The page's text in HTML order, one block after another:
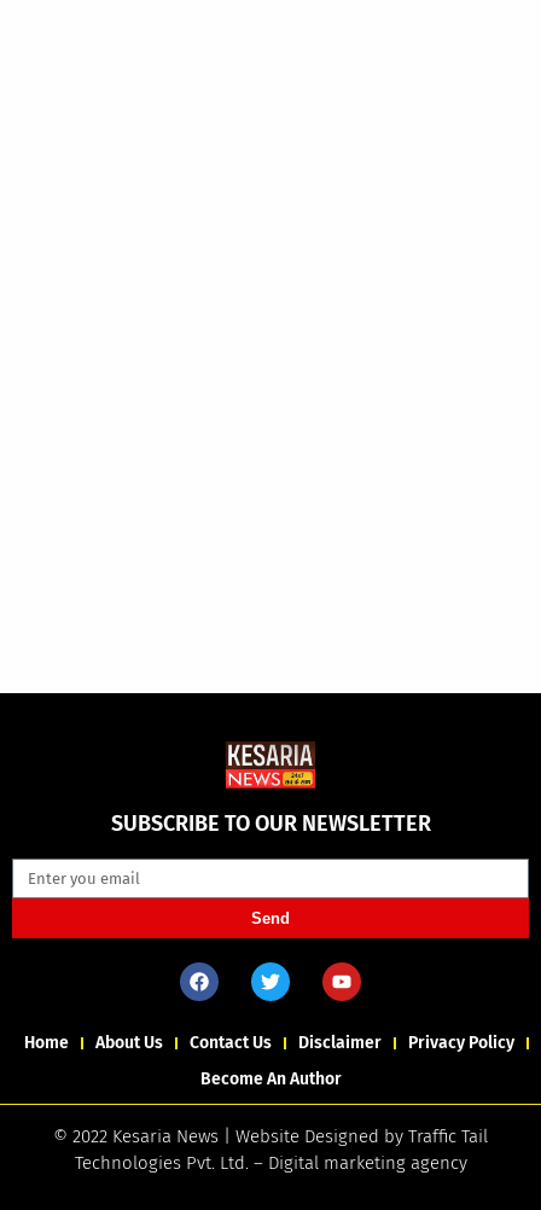
SUBSCRIBE TO OUR NEWSLETTER
Send
Home About Us Contact Us Disclaimer
Privacy Policy
Become An Author
© 2022 Kesaria News | Website Designed by Traffic Tail
Technologies Pvt. Ltd.– Digital marketing agency